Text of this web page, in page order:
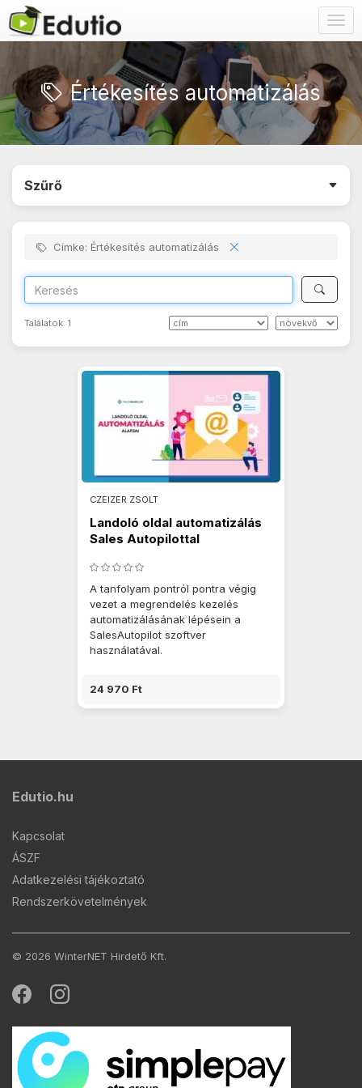
Értékesítés automatizálás
Szűrő
Címke: Értékesítés automatizálás
Találatok: 1
CZEIZER ZSOLT
Landoló oldal automatizálás
Sales Autopilottal
A tanfolyam pontról pontra végig
vezet a megrendelés kezelés
automatizálásának lépésein a
SalesAutopilot szoftver
használatával.
24 970 Ft
Edutio.hu
Kapcsolat
ÁSZF
Adatkezelési tájékoztató
Rendszerkövetelmények
© 2026 WinterNET Hirdető Kft.